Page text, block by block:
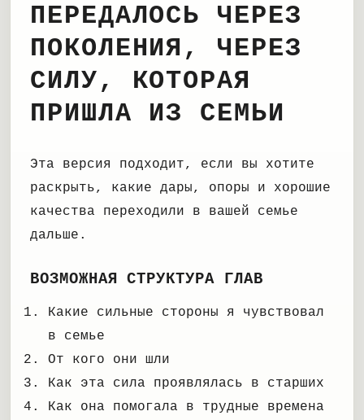
ПЕРЕДАЛОСЬ ЧЕРЕЗ
ПОКОЛЕНИЯ, ЧЕРЕЗ
СИЛУ, КОТОРАЯ
ПРИШЛА ИЗ СЕМЬИ
Эта версия подходит, если вы хотите
раскрыть, какие дары, опоры и хорошие
качества переходили в вашей семье
дальше.
ВОЗМОЖНАЯ СТРУКТУРА ГЛАВ
Какие сильные стороны я чувствовал
в семье
От кого они шли
Как эта сила проявлялась в старших
Как она помогала в трудные времена